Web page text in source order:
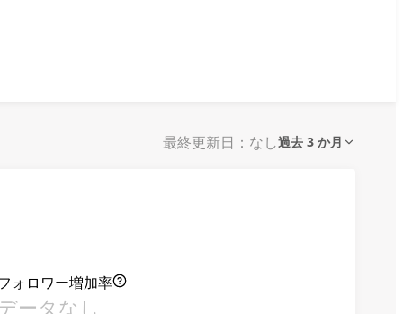
最終更新日：なし過去 3 か月
ォロワー増加率
ータなし